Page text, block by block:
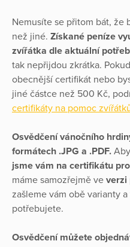
Nemusíte se přitom bát, že
než jiné. Získané peníze
zvířátka dle aktuální
tak nepřijdou zkrátka.
obecnější certifikát nebo
jiné částce než 500 Kč,
certifikáty na pomoc
Osvědčení vánočního
formátech .JPG a .PDF.
jsme vám na certifikátu
máme samozřejmě ve verzi
zašleme vám obě varianty
potřebujete.
Osvědčení můžete